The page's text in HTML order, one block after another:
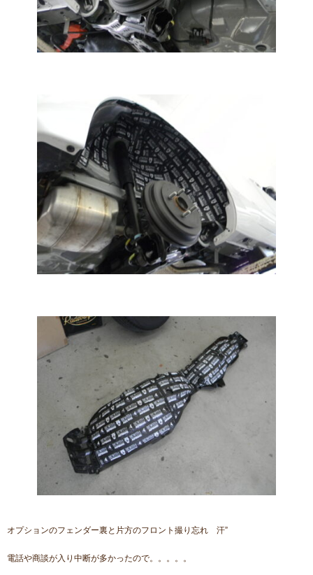
オプションのフェンダー裏と片方のフロント撮り忘れ 汗”
電話や商談が入り中断が多かったので。。。。。